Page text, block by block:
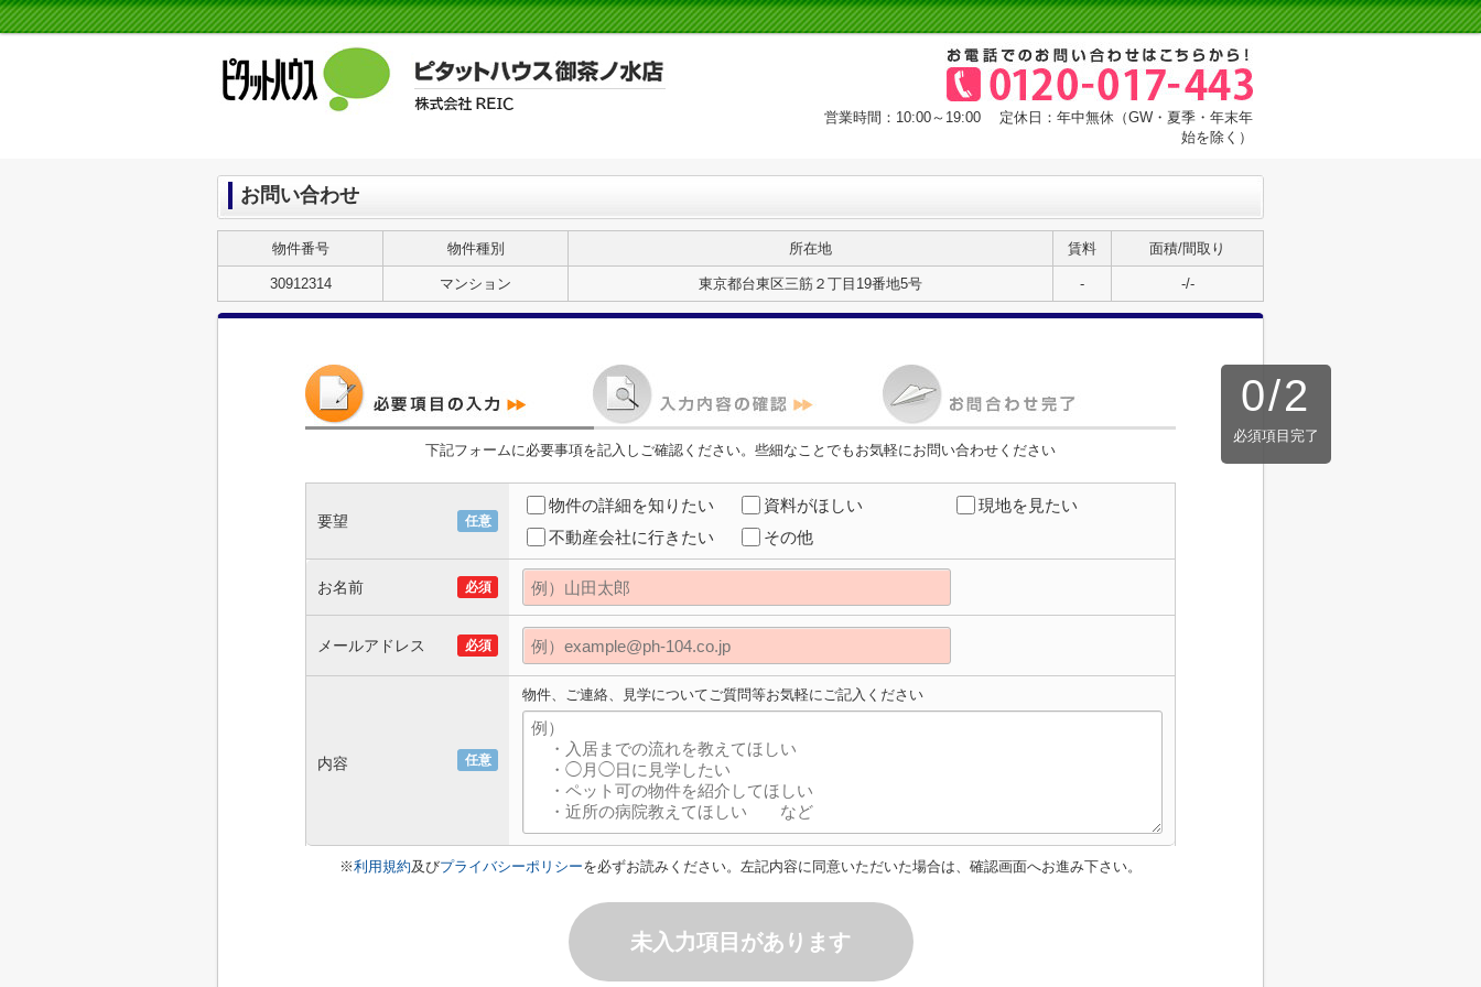
営業時間：10:00～19:00 定休日：年中無休（GW・夏季・年末年
始を除く）
お問い合わせ
物件番号 物件種別 所在地 賃料 面積/間取り
30912314 マンション 東京都台東区三筋２丁目19番地5号 - -/-
0/2
必須項目完了
下記フォームに必要事項を記入しご確認ください。些細なことでもお気軽にお問い合わせください
要望 任意
物件の詳細を知りたい 資料がほしい
現地を見たい
不動産会社に行きたい
その他
お名前 必須
メールアドレス 必須
内容 任意
物件、ご連絡、見学についてご質問等お気軽にご記入ください
※利用規約及びプライバシーポリシーを必ずお読みください。左記内容に同意いただいた場合は、確認画面へお進み下さい。
未入力項目があります